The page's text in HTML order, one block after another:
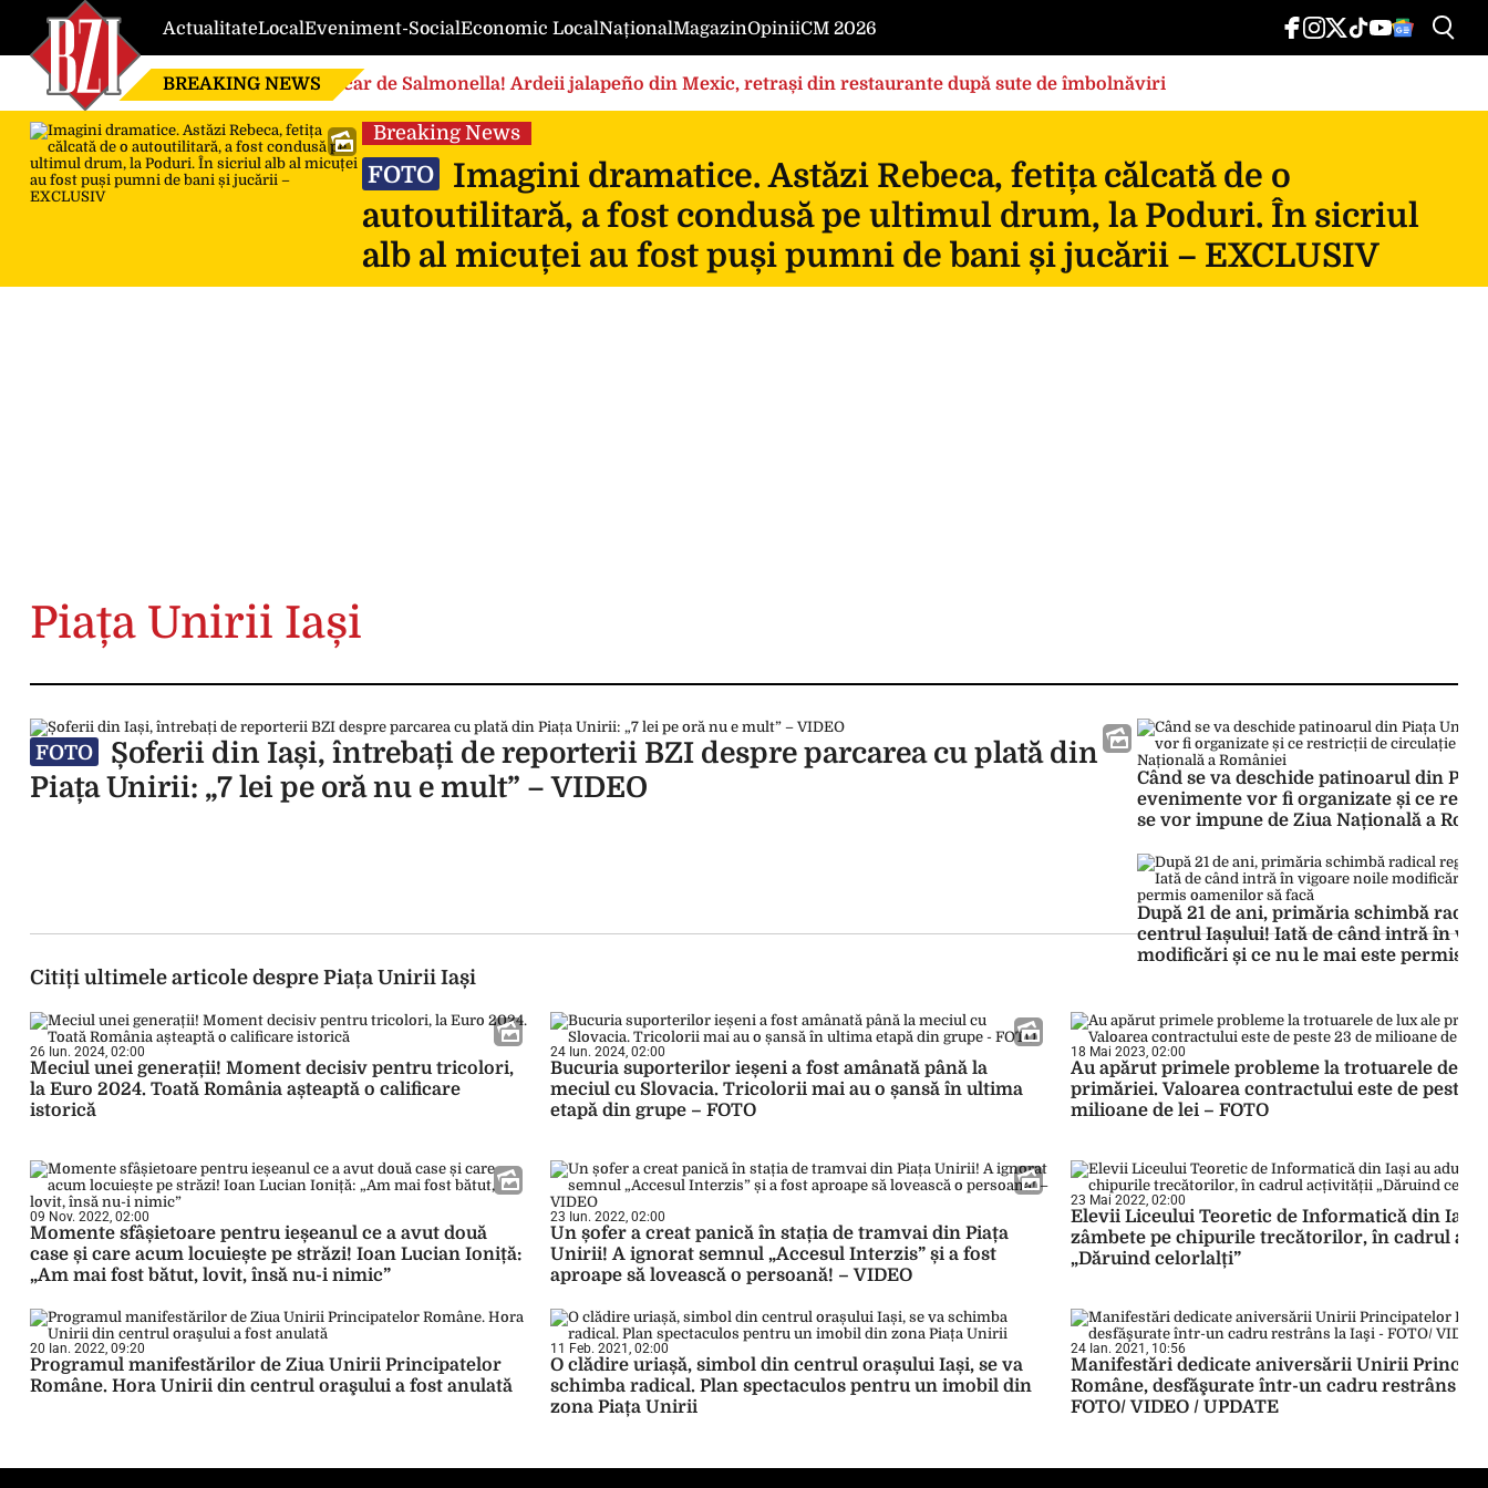
ActualitateLocalEveniment-SocialEconomic LocalNaționalMagazinOpiniiCM 2026
BREAKING NEWS Focar de Salmonella! Ardeii jalapeño din Mexic, retrași din restaurante după sute de îmbolnăviri
Breaking News
FOTO
Imagini dramatice. Astăzi Rebeca, fetița călcată de o
autoutilitară, a fost condusă pe ultimul drum, la Poduri. În sicriul
alb al micuței au fost puși pumni de bani și jucării – EXCLUSIV
Piața Unirii Iași
FOTO
Șoferii din Iași, întrebați de reporterii BZI despre parcarea cu plată din
Piața Unirii: „7 lei pe oră nu e mult” – VIDEO
Când se va deschide patinoarul din
evenimente vor fi organizate și ce
se vor impune de Ziua Națională a
După 21 de ani, primăria schimbă
centrul Iașului! Iată de când intră în
modificări și ce nu le mai este permis
Citiți ultimele articole despre Piața Unirii Iași
26 Iun. 2024, 02:00
Meciul unei generații! Moment decisiv pentru tricolori,
la Euro 2024. Toată România așteaptă o calificare
istorică
24 Iun. 2024, 02:00
Bucuria suporterilor ieșeni a fost amânată până la
meciul cu Slovacia. Tricolorii mai au o șansă în ultima
etapă din grupe – FOTO
18 Mai 2023, 02:00
Au apărut primele probleme la trotuarele de
primăriei. Valoarea contractului este de peste
milioane de lei – FOTO
09 Nov. 2022, 02:00
Momente sfâșietoare pentru ieșeanul ce a avut două
case și care acum locuiește pe străzi! Ioan Lucian Ioniță:
„Am mai fost bătut, lovit, însă nu-i nimic”
23 Iun. 2022, 02:00
Un șofer a creat panică în stația de tramvai din Piața
Unirii! A ignorat semnul „Accesul Interzis” și a fost
aproape să lovească o persoană! – VIDEO
23 Mai 2022, 02:00
Elevii Liceului Teoretic de Informatică din Iași
zâmbete pe chipurile trecătorilor, în cadrul
„Dăruind celorlalți”
20 Ian. 2022, 09:20
Programul manifestărilor de Ziua Unirii Principatelor
Române. Hora Unirii din centrul oraşului a fost anulată
11 Feb. 2021, 02:00
O clădire uriașă, simbol din centrul orașului Iași, se va
schimba radical. Plan spectaculos pentru un imobil din
zona Piața Unirii
24 Ian. 2021, 10:56
Manifestări dedicate aniversării Unirii
Române, desfăşurate într-un cadru restrâns la
FOTO/ VIDEO / UPDATE